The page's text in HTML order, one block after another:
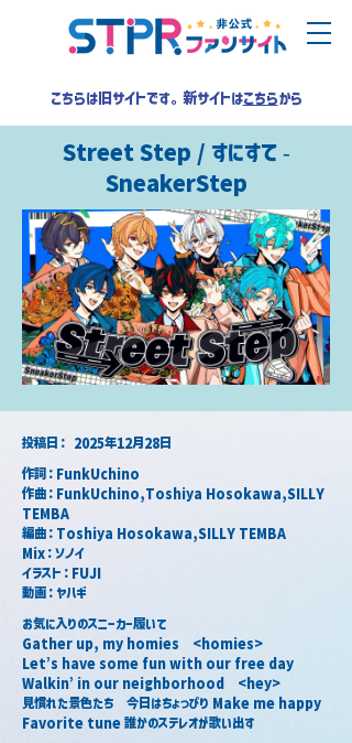
こちらは旧サイトです。新サイトはこちらから
Street Step / すにすて -
SneakerStep
​投稿日： 2025年12月28日
作詞：FunkUchino
作曲：FunkUchino,Toshiya Hosokawa,SILLY
TEMBA
編曲：Toshiya Hosokawa,SILLY TEMBA
Mix：ソノイ
イラスト：FUJI
動画：ヤハギ
お気に入りのスニーカー履いて
Gather up, my homies　<homies>
Let’s have some fun with our free day
Walkin’ in our neighborhood　<hey>
見慣れた景色たち　今日はちょっぴり Make me happy
Favorite tune 誰かのステレオが歌い出す